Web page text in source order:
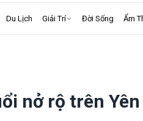
Du Lịch Giải Trí Đời Sống Ẩm
nở rộ trên